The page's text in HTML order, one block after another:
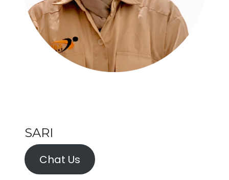
SARI
Chat Us